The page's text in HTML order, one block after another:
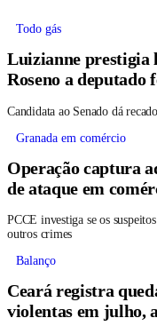
Todo gás
Luizianne prestigia
Roseno a deputado
Candidata ao Senado dá
Granada em comércio
Operação captura
de ataque em
PCCE investiga se os
outros crimes
Balanço
Ceará registra
violentas em julho,